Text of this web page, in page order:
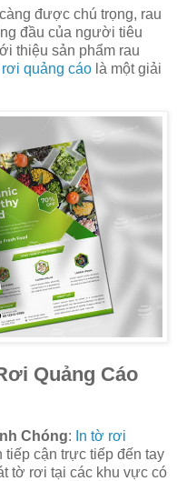
được chú trọng, rau
đầu của người tiêu
thiệu sản phẩm rau
quảng cáo là một giải
Quảng Cáo
Chóng: In tờ rơi
tiếp cận trực tiếp đến tay
tờ rơi tại các khu vực có